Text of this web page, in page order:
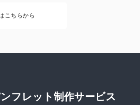
こちらから
フレット制作サービス